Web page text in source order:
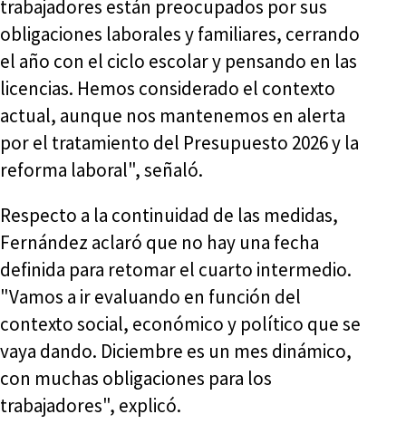
trabajadores están preocupados por sus
obligaciones laborales y familiares, cerrando
el año con el ciclo escolar y pensando en las
licencias. Hemos considerado el contexto
actual, aunque nos mantenemos en alerta
por el tratamiento del Presupuesto 2026 y la
reforma laboral", señaló.
Respecto a la continuidad de las medidas,
Fernández aclaró que no hay una fecha
definida para retomar el cuarto intermedio.
"Vamos a ir evaluando en función del
contexto social, económico y político que se
vaya dando. Diciembre es un mes dinámico,
con muchas obligaciones para los
trabajadores", explicó.